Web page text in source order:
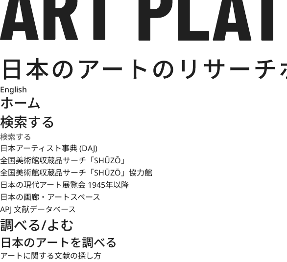
English
ホーム
検索する
日本アーティスト事典 (DAJ)
全国美術館収蔵品サーチ「SHŪZŌ」
全国美術館収蔵品サーチ「SHŪZŌ」協力館
日本の現代アート展覧会 1945年以降
日本の画廊・アートスペース
APJ 文献データベース
調べる/よむ
日本のアートを調べる
アートに関する文献の探し方